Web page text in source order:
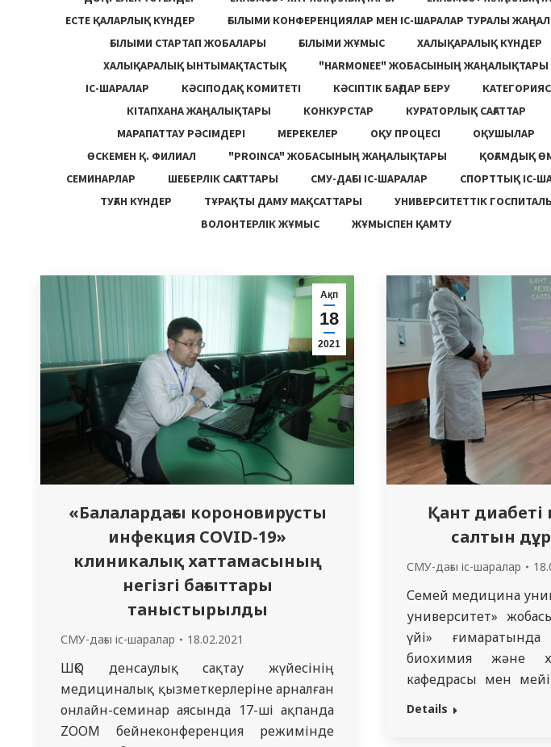
ЕСТЕ ҚАЛАРЛЫҚ КҮНДЕР
ҒЫЛЫМИ КОНФЕРЕНЦИЯЛАР МЕН ІС-ШАРАЛАР ТУРАЛЫ
ҒЫЛЫМИ СТАРТАП ЖОБАЛАРЫ
ҒЫЛЫМИ ЖҰМЫС
ХАЛЫҚАРАЛЫҚ КҮНДЕР
ХАЛЫҚАРАЛЫҚ ЫНТЫМАҚТАСТЫҚ
"HARMONEE" ЖОБАСЫНЫҢ ЖАҢАЛЫҚТАРЫ
ІС-ШАРАЛАР
КӘСІПОДАҚ КОМИТЕТІ КӘСІПТІК БАҒДАР БЕРУ
КІТАПХАНА ЖАҢАЛЫҚТАРЫ
КОНКУРСТАР
КУРАТОРЛЫҚ САҒАТТАР
МАРАПАТТАУ РӘСІМДЕРІ
МЕРЕКЕЛЕР ОҚУ ПРОЦЕСІ
ОҚУШЫЛАР
ӨСКЕМЕН Қ. ФИЛИАЛ
"PROINCA" ЖОБАСЫНЫҢ ЖАҢАЛЫҚТАРЫ
ҚОҒАМДЫҚ
СЕМИНАРЛАР
ШЕБЕРЛІК САҒАТТАРЫ СМУ-ДАҒЫ ІС-ШАРАЛАР
СПОРТТЫҚ ІС-
ТУҒАН КҮНДЕР
ТҰРАҚТЫ ДАМУ МАҚСАТТАРЫ
УНИВЕРСИТЕТТІК ГОСПИТАЛЬ
ВОЛОНТЕРЛІК ЖҰМЫС
ЖҰМЫСПЕН ҚАМТУ
Ақп
18
2021
«Балалардағы короновирусты
инфекция COVID-19»
клиникалық хаттамасының
негізгі бағыттары
таныстырылды
СМУ-дағы іс-шаралар 18.02.2021
ШҚО денсаулық сақтау жүйесінің
медициналық қызметкерлеріне арналған
онлайн-семинар аясында 17-ші ақпанда
ZOOM бейнеконференция режимінде
Қант диабеті
салтын
СМУ-дағы іс-шаралар
Семей медицина
университет»
үйі»
биохимия және
кафедрасы мен
бірлесіп, жоспар
Details